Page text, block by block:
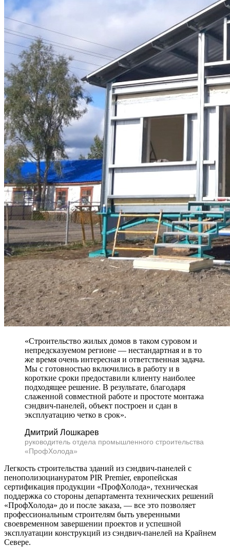
«Строительство жилых домов в таком суровом и
непредсказуемом регионе — нестандартная и в то
же время очень интересная и ответственная задача.
Мы с готовностью включились в работу и в
короткие сроки предоставили клиенту наиболее
подходящее решение. В результате, благодаря
слаженной совместной работе и простоте монтажа
сэндвич-панелей, объект построен и сдан в
эксплуатацию четко в срок».
Дмитрий Лошкарев
руководитель отдела промышленного строительства
«ПрофХолода»
Легкость строительства зданий из сэндвич-панелей с
пенополизоциануратом PIR Premier, европейская
сертификация продукции «ПрофХолода», техническая
поддержка со стороны департамента технических решений
«ПрофХолода» до и после заказа, — все это позволяет
профессиональным строителям быть уверенными
своевременном завершении проектов и успешной
эксплуатации конструкций из сэндвич-панелей на Крайнем
Севере.